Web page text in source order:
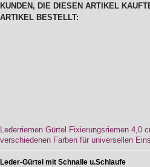
KUNDEN, DIE DIESEN ARTIKEL
ARTIKEL BESTELLT:
Lederriemen Gürtel Fixierungsriemen 4,0
verschiedenen Farben für universellen
Leder-Gürtel mit Schnalle u.Schlaufe